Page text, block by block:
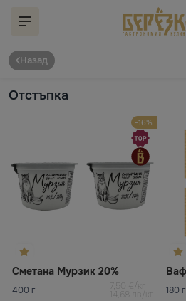
Назад
Отстъпка
-16%
Сметана Мурзик 20%
400 г 7,50 €/кг
14,68 лв/кг 180 г